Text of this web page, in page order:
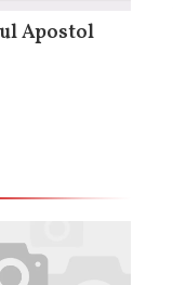
Apostol